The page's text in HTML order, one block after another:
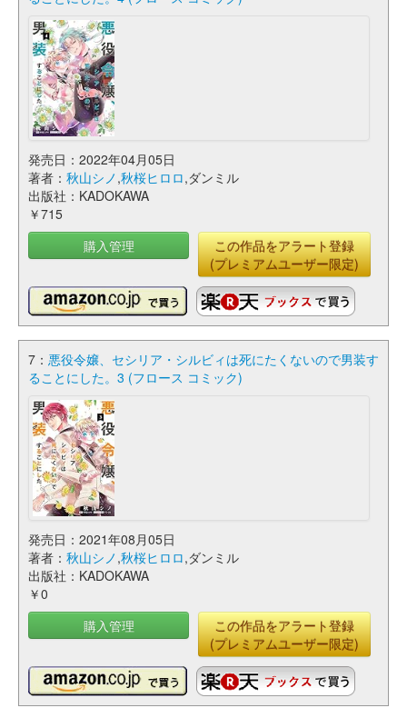
発売日：2022年04月05日
著者： 秋山シノ ,秋桜ヒロロ,ダンミル
出版社：KADOKAWA
￥715
購入管理
この作品をアラート登録
(プレミアムユーザー限定)
7： 悪役令嬢、セシリア・シルビィは死にたくないので男装す
ることにした。3 (フロース コミック)
発売日：2021年08月05日
著者： 秋山シノ ,秋桜ヒロロ,ダンミル
出版社：KADOKAWA
￥0
購入管理
この作品をアラート登録
(プレミアムユーザー限定)